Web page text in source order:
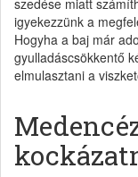
igyekezzünk a
Hogyha a baj már
gyulladáscsökkentő
elmulasztani a